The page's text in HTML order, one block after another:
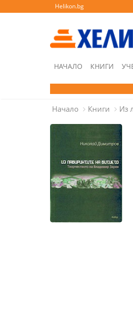
Helikon.bg
НАЧАЛО КНИГИ
Начало Книги Из